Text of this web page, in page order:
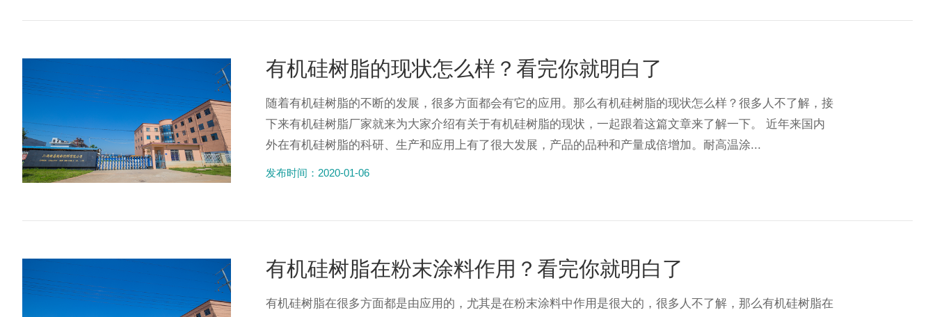
有机硅树脂的现状怎么样？看完你就明白了
随着有机硅树脂的不断的发展，很多方面都会有它的应用。那么有机硅树脂的现状怎么样？很多人不了解，接
下来有机硅树脂厂家就来为大家介绍有关于有机硅树脂的现状，一起跟着这篇文章来了解一下。 近年来国内
外在有机硅树脂的科研、生产和应用上有了很大发展，产品的品种和产量成倍增加。耐高温涂...
发布时间：2020-01-06
有机硅树脂在粉末涂料作用？看完你就明白了
有机硅树脂在很多方面都是由应用的，尤其是在粉末涂料中作用是很大的，很多人不了解，那么有机硅树脂在